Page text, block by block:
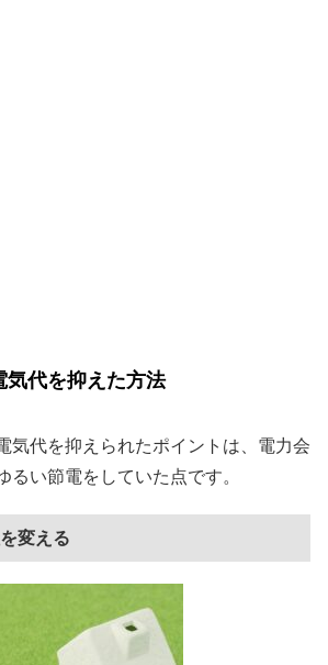
気代を抑えた方法
気代を抑えられたポイントは、電力会
るい節電をしていた点です。
変える